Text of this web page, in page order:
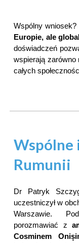
Wspólny wniosek?
Europie, ale
doświadczeń
wspierają zarówno
całych
Wspólne
Rumunii
Dr Patryk
uczestniczył w
Warszawie.
porozmawiać z
Cosminem